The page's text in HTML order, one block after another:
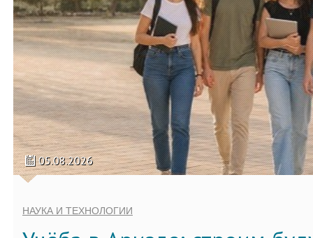
05.08.2026
НАУКА И ТЕХНОЛОГИИ